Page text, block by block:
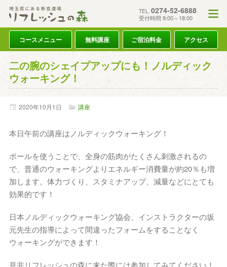
TEL. 0274-52-6888
受付時間 9:00～18:00
コースメニュー 無料講座 ご宿泊料金 アクセス
二の腕のシェイプアップにも！ノルディック
ウォーキング！
2020年10月1日 講座
本日午前の講座はノルディックウォーキング！
ポールを使うことで、全身の筋肉がたくさん刺激されるの
で、普通のウォーキングよりエネルギー消費量が約20％も増
加します。体力づくり、スタミナアップ、減量などにとても
効果的です！
日本ノルディックウォーキング協会、インストラクターの坂
元先生の指導によって間違ったフォームをすることなく
ウォーキングができます！
是非リフレッシュの森に来た際には参加してみてください！